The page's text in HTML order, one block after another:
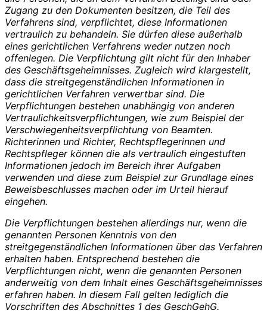
Zugang zu den Dokumenten besitzen, die Teil des
Verfahrens sind, verpflichtet, diese Informationen
vertraulich zu behandeln. Sie dürfen diese außerhalb
eines gerichtlichen Verfahrens weder nutzen noch
offenlegen. Die Verpflichtung gilt nicht für den Inhaber
des Geschäftsgeheimnisses. Zugleich wird klargestellt,
dass die streitgegenständlichen Informationen in
gerichtlichen Verfahren verwertbar sind. Die
Verpflichtungen bestehen unabhängig von anderen
Vertraulichkeitsverpflichtungen, wie zum Beispiel der
Verschwiegenheitsverpflichtung von Beamten.
Richterinnen und Richter, Rechtspflegerinnen und
Rechtspfleger können die als vertraulich eingestuften
Informationen jedoch im Bereich ihrer Aufgaben
verwenden und diese zum Beispiel zur Grundlage eines
Beweisbeschlusses machen oder im Urteil hierauf
eingehen.
Die Verpflichtungen bestehen allerdings nur, wenn die
genannten Personen Kenntnis von den
streitgegenständlichen Informationen über das Verfahren
erhalten haben. Entsprechend bestehen die
Verpflichtungen nicht, wenn die genannten Personen
anderweitig von dem Inhalt eines Geschäftsgeheimnisses
erfahren haben. In diesem Fall gelten lediglich die
Vorschriften des Abschnittes 1 des GeschGehG.